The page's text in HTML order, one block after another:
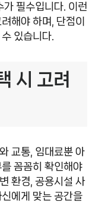
필수입니다. 이런
해야 하며, 단점이
있습니다.
시 고려
교통, 임대료뿐 아
꼼꼼히 확인해야
환경, 공용시설 사
에게 맞는 공간을